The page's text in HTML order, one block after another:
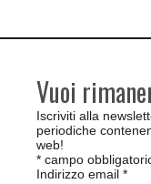
Vuoi
Iscriviti alla
periodiche
web!
* campo
Indirizzo email *